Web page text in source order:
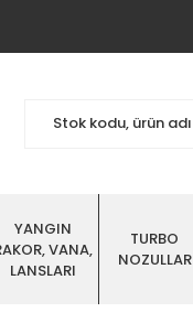
YANGIN
VANA,
LANSLARI
TURBO
NOZULLAR